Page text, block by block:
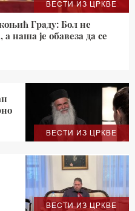
ВЕСТИ ИЗ ЦРКВЕ
Граду: Бол не
наша је обавеза да се
ВЕСТИ ИЗ ЦРКВЕ
ВЕСТИ ИЗ ЦРКВЕ